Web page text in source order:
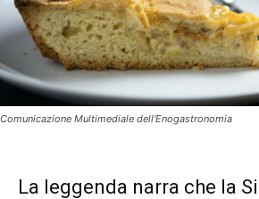
Comunicazione Multimediale dell'Enogastronomia
La leggenda narra che la